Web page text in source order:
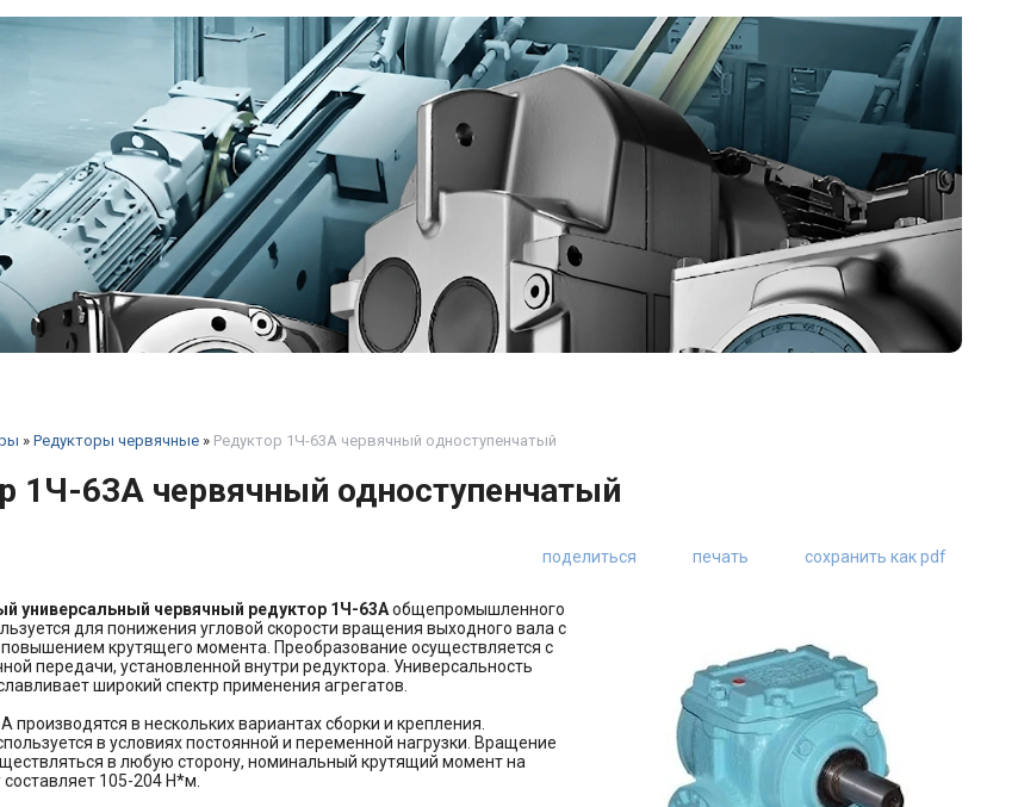
» Редукторы червячные » Редуктор 1Ч-63А червячный одноступенчатый
1Ч-63А червячный одноступенчатый
поделиться печать сохранить как pdf
универсальный червячный редуктор 1Ч-63Аобщепромышленного
для понижения угловой скорости вращения выходного вала с
крутящего момента. Преобразование осуществляется с
передачи, установленной внутри редуктора. Универсальность
широкий спектр применения агрегатов.
производятся в нескольких вариантах сборки и крепления.
в условиях постоянной и переменной нагрузки. Вращение
в любую сторону, номинальный крутящий момент на
105-204 Н*м.